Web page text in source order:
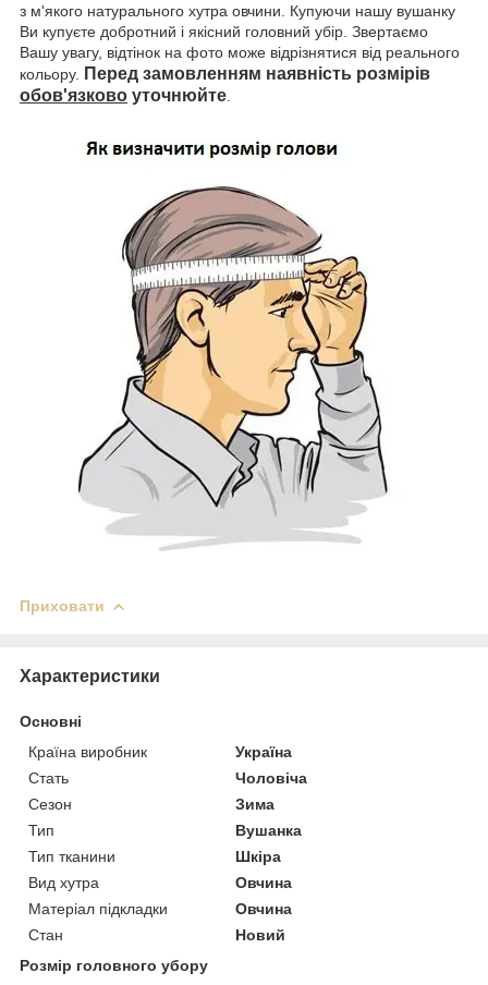
з м'якого натурального хутра овчини. Купуючи нашу вушанку
Ви купуєте добротний і якісний головний убір. Звертаємо
Вашу увагу, відтінок на фото може відрізнятися від реального
кольору.
Перед замовленням наявність розмірів
обов'язково уточнюйте
Приховати
Характеристики
Основні
Країна виробник
Україна
Стать
Чоловіча
Сезон
Зима
Тип
Вушанка
Тип тканини
Шкіра
Вид хутра
Овчина
Матеріал підкладки
Овчина
Стан
Новий
Розмір головного убору